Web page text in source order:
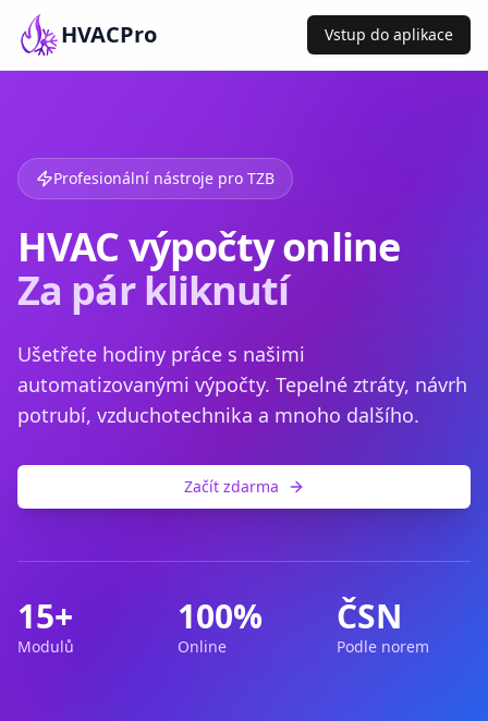
HVACPro Vstup do aplikace
Profesionální nástroje pro TZB
HVAC výpočty online
Za pár kliknutí
Ušetřete hodiny práce s našimi
automatizovanými výpočty. Tepelné ztráty, návrh
potrubí, vzduchotechnika a mnoho dalšího.
Začít zdarma
15+
Modulů
100%
Online
ČSN
Podle norem